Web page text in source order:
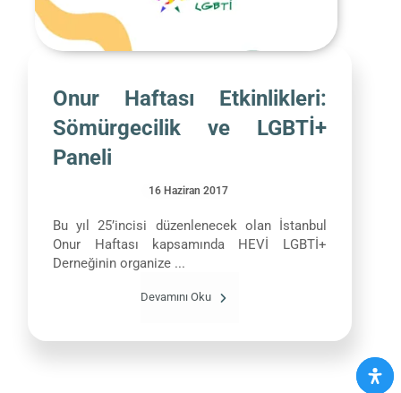
Onur Haftası Etkinlikleri:
Sömürgecilik ve LGBTİ+
Paneli
16 Haziran 2017
Bu yıl 25’incisi düzenlenecek olan İstanbul
Onur Haftası kapsamında HEVİ LGBTİ+
Derneğinin organize ...
Devamını Oku